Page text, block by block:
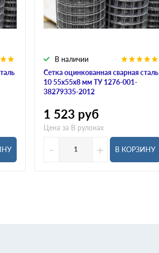
Сетка оцинкованная сварная сталь
10 55х55х8 мм ТУ 1276-001-
38279335-2012
В наличии
1 523 руб
Цена за В рулонах
- + В КОРЗИНУ